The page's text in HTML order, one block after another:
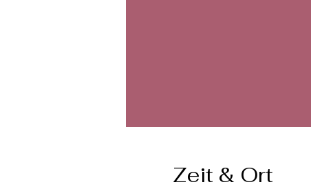
Zeit & Ort